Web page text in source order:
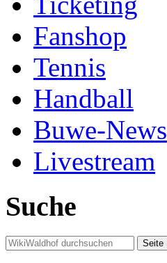
Fanshop
Tennis
Handball
Buwe-News
Livestream
Suche